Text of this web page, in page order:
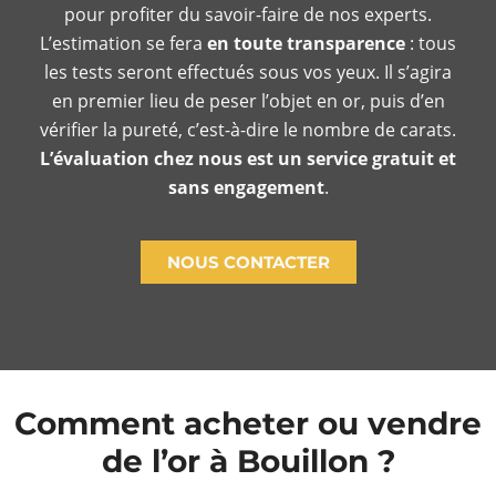
pour profiter du savoir-faire de nos experts.
L’estimation se fera en toute transparence : tous
les tests seront effectués sous vos yeux. Il s’agira
en premier lieu de peser l’objet en or, puis d’en
vérifier la pureté, c’est-à-dire le nombre de carats.
L’évaluation chez nous est un service gratuit et
sans engagement.
NOUS CONTACTER
Comment acheter ou vendre
de l’or à Bouillon ?